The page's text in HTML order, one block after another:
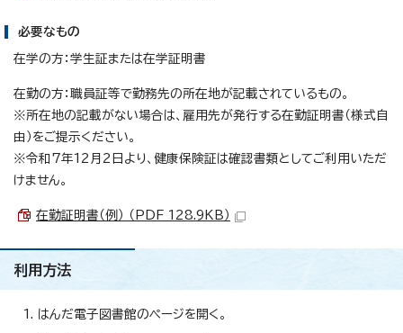
必要なもの
在学の方：学生証または在学証明書
在勤の方：職員証等で勤務先の所在地が記載されているもの。
※所在地の記載がない場合は、雇用先が発行する在勤証明書（様式自
由）をご提示ください。
※令和7年12月2日より、健康保険証は確認書類としてご利用いただ
けません。
在勤証明書（例） （PDF 128.9KB）
利用方法
はんだ電子図書館のページを開く。